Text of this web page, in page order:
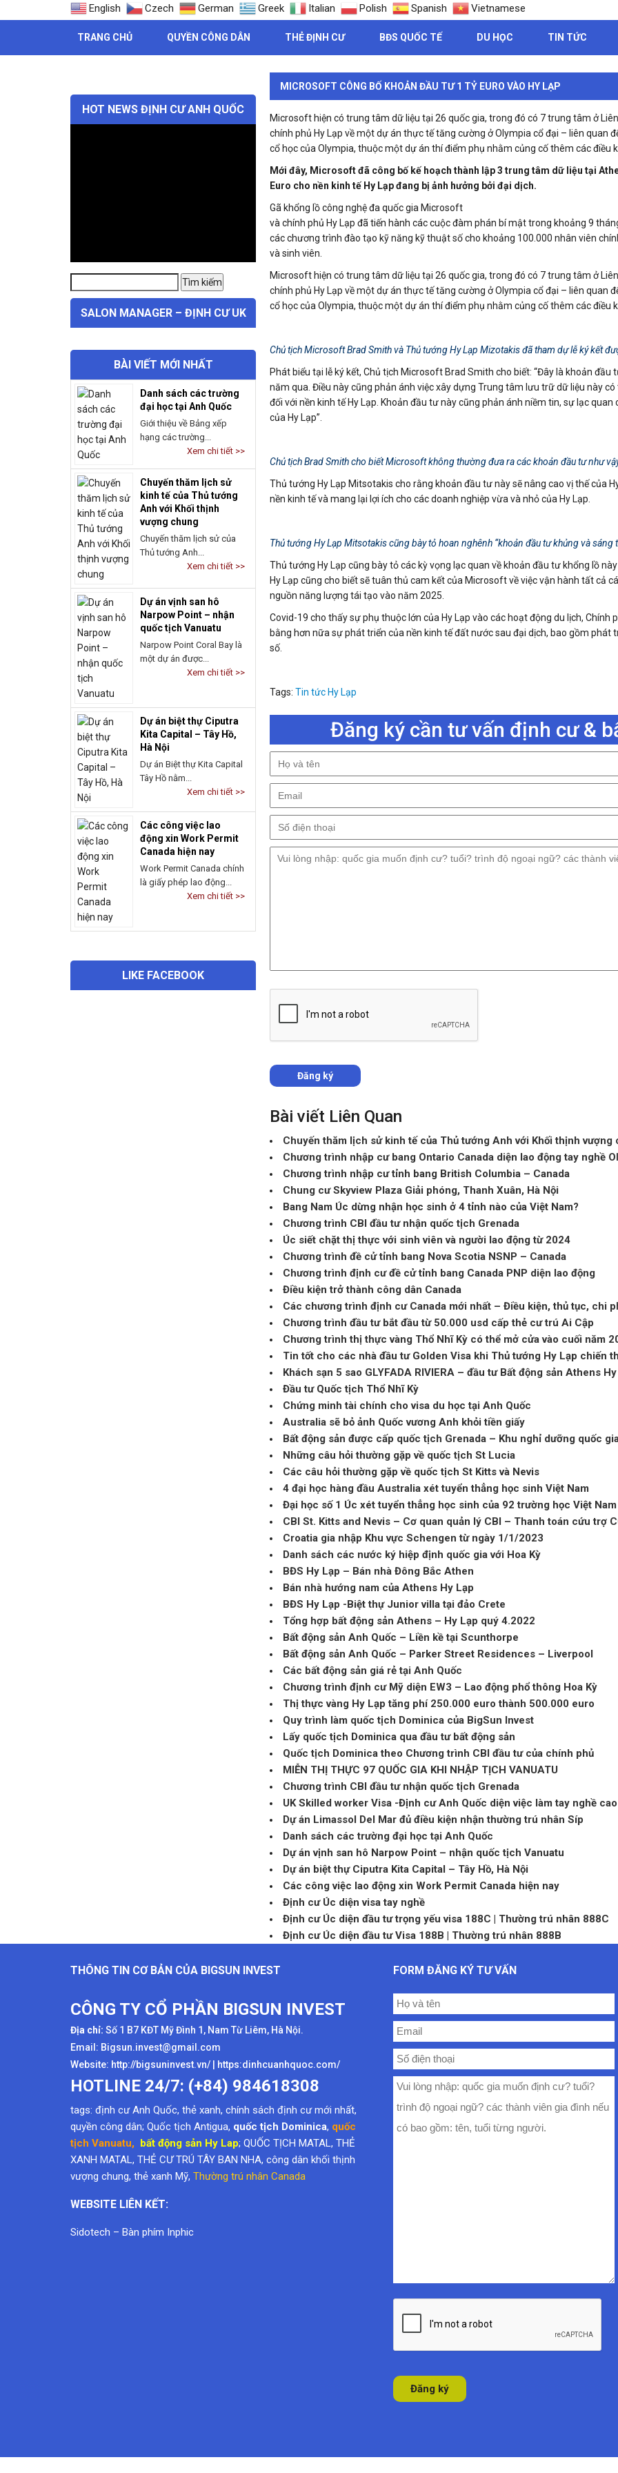
English Czech German Greek Italian Polish Spanish Vietnamese
TRANG CHỦ QUYỀN CÔNG DÂN THẺ ĐỊNH CƯ BĐS QUỐC TẾ DU HỌC TIN TỨC
MICROSOFT CÔNG BỐ KHOẢN ĐẦU TƯ 1 TỶ EURO VÀO HY LẠP
Microsoft hiện có trung tâm dữ liệu tại 26 quốc gia, trong đó có 7 trung tâm ở
chính phủ Hy Lạp về một dự án thực tế tăng cường ở Olympia cổ đại – liên quan
cổ học của Olympia, thuộc một dự án thí điểm phụ nhằm củng cố thêm các điều
Mới đây, Microsoft đã công bố kế hoạch thành lập 3 trung tâm dữ liệu tại
Euro cho nền kinh tế Hy Lạp đang bị ảnh hưởng bởi đại dịch.
Gã khổng lồ công nghệ đa quốc gia Microsoft
và chính phủ Hy Lạp đã tiến hành các cuộc đàm phán bí mật trong khoảng 9
các chương trình đào tạo kỹ năng kỹ thuật số cho khoảng 100.000 nhân viên
và sinh viên.
Microsoft hiện có trung tâm dữ liệu tại 26 quốc gia, trong đó có 7 trung tâm ở
chính phủ Hy Lạp về một dự án thực tế tăng cường ở Olympia cổ đại – liên quan
cổ học của Olympia, thuộc một dự án thí điểm phụ nhằm củng cố thêm các điều
Chủ tịch Microsoft Brad Smith và Thủ tướng Hy Lạp Mizotakis đã tham dự lễ ký kết
Phát biểu tại lễ ký kết, Chủ tịch Microsoft Brad Smith cho biết: “Đây là khoản
năm qua. Điều này cũng phản ánh việc xây dựng Trung tâm lưu trữ dữ liệu này
đối với nền kinh tế Hy Lạp. Khoản đầu tư này cũng phản ánh niềm tin, sự lạc
của Hy Lạp”.
Chủ tịch Brad Smith cho biết Microsoft không thường đưa ra các khoản đầu tư như
Thủ tướng Hy Lạp Mitsotakis cho rằng khoản đầu tư này sẽ nâng cao vị thế của
nền kinh tế và mang lại lợi ích cho các doanh nghiệp vừa và nhỏ của Hy Lạp.
Thủ tướng Hy Lạp Mitsotakis cũng bày tỏ hoan nghênh “khoản đầu tư khủng và
Thủ tướng Hy Lạp cũng bày tỏ các kỳ vọng lạc quan về khoản đầu tư khổng lồ
Hy Lạp cũng cho biết sẽ tuân thủ cam kết của Microsoft về việc vận hành tất cả
nguồn năng lượng tái tạo vào năm 2025.
Covid-19 cho thấy sự phụ thuộc lớn của Hy Lạp vào các hoạt động du lịch, Chính
bằng hơn nữa sự phát triển của nền kinh tế đất nước sau đại dịch, bao gồm
số.
Tags:Tin tức Hy Lạp
Đăng ký cần tư vấn định cư &
Bài viết Liên Quan
Chuyến thăm lịch sử kinh tế của Thủ tướng Anh với Khối thịnh vượng
Chương trình nhập cư bang Ontario Canada diện lao động tay nghề
Chương trình nhập cư tỉnh bang British Columbia – Canada
Chung cư Skyview Plaza Giải phóng, Thanh Xuân, Hà Nội
Bang Nam Úc dừng nhận học sinh ở 4 tỉnh nào của Việt Nam?
Chương trình CBI đầu tư nhận quốc tịch Grenada
Úc siết chặt thị thực với sinh viên và người lao động từ 2024
Chương trình đề cử tỉnh bang Nova Scotia NSNP – Canada
Chương trình định cư đề cử tỉnh bang Canada PNP diện lao động
Điều kiện trở thành công dân Canada
Các chương trình định cư Canada mới nhất – Điều kiện, thủ tục, chi
Chương trình đầu tư bắt đầu từ 50.000 usd cấp thẻ cư trú Ai Cập
Chương trình thị thực vàng Thổ Nhĩ Kỳ có thể mở cửa vào cuối năm
Tin tốt cho các nhà đầu tư Golden Visa khi Thủ tướng Hy Lạp chiến
Khách sạn 5 sao GLYFADA RIVIERA – đầu tư Bất động sản Athens
Đầu tư Quốc tịch Thổ Nhĩ Kỳ
Chứng minh tài chính cho visa du học tại Anh Quốc
Australia sẽ bỏ ảnh Quốc vương Anh khỏi tiền giấy
Bất động sản được cấp quốc tịch Grenada – Khu nghỉ dưỡng quốc
Những câu hỏi thường gặp về quốc tịch St Lucia
Các câu hỏi thường gặp về quốc tịch St Kitts và Nevis
4 đại học hàng đầu Australia xét tuyển thẳng học sinh Việt Nam
Đại học số 1 Úc xét tuyển thẳng học sinh của 92 trường học Việt Nam
CBI St. Kitts and Nevis – Cơ quan quản lý CBI – Thanh toán cứu trợ
Croatia gia nhập Khu vực Schengen từ ngày 1/1/2023
Danh sách các nước ký hiệp định quốc gia với Hoa Kỳ
BĐS Hy Lạp – Bán nhà Đông Bắc Athen
Bán nhà hướng nam của Athens Hy Lạp
BĐS Hy Lạp -Biệt thự Junior villa tại đảo Crete
Tổng hợp bất động sản Athens – Hy Lạp quý 4.2022
Bất động sản Anh Quốc – Liền kề tại Scunthorpe
Bất động sản Anh Quốc – Parker Street Residences – Liverpool
Các bất động sản giá rẻ tại Anh Quốc
Chương trình định cư Mỹ diện EW3 – Lao động phổ thông Hoa Kỳ
Thị thực vàng Hy Lạp tăng phí 250.000 euro thành 500.000 euro
Quy trình làm quốc tịch Dominica của BigSun Invest
Lấy quốc tịch Dominica qua đầu tư bất động sản
Quốc tịch Dominica theo Chương trình CBI đầu tư của chính phủ
MIỄN THỊ THỰC 97 QUỐC GIA KHI NHẬP TỊCH VANUATU
Chương trình CBI đầu tư nhận quốc tịch Grenada
UK Skilled worker Visa -Định cư Anh Quốc diện việc làm tay nghề cao
Dự án Limassol Del Mar đủ điều kiện nhận thường trú nhân Síp
Danh sách các trường đại học tại Anh Quốc
Dự án vịnh san hô Narpow Point – nhận quốc tịch Vanuatu
Dự án biệt thự Ciputra Kita Capital – Tây Hồ, Hà Nội
Các công việc lao động xin Work Permit Canada hiện nay
Định cư Úc diện visa tay nghề
Định cư Úc diện đầu tư trọng yếu visa 188C | Thường trú nhân 888C
Định cư Úc diện đầu tư Visa 188B | Thường trú nhân 888B
HOT NEWS ĐỊNH CƯ ANH QUỐC
kiếm:
Tìm kiếm
SALON MANAGER – ĐỊNH CƯ UK
BÀI VIẾT MỚI NHẤT
Danh sách các trường
đại học tại Anh Quốc
Giới thiệu về Bảng xếp
hạng các trường...
Xem chi tiết >>
Chuyến thăm lịch sử
kinh tế của Thủ tướng
Anh với Khối thịnh
vượng chung
Chuyến thăm lịch sử của
Thủ tướng Anh...
Xem chi tiết >>
Dự án vịnh san hô
Narpow Point – nhận
quốc tịch Vanuatu
Narpow Point Coral Bay là
một dự án được...
Xem chi tiết >>
Dự án biệt thự Ciputra
Kita Capital – Tây Hồ,
Hà Nội
Dự án Biệt thự Kita Capital
Tây Hồ nằm...
Xem chi tiết >>
Các công việc lao
động xin Work Permit
Canada hiện nay
Work Permit Canada chính
là giấy phép lao động...
Xem chi tiết >>
LIKE FACEBOOK
THÔNG TIN CƠ BẢN CỦA BIGSUN INVEST
CÔNG TY CỔ PHẦN BIGSUN INVEST
Địa chỉ: Số 1 B7 KĐT Mỹ Đình 1, Nam Từ Liêm, Hà Nội.
Email: Bigsun.invest@gmail.com
Website: http://bigsuninvest.vn/ https:dinhcuanhquoc.com/
HOTLINE 24/7: (+84) 984618308
tags: định cư Anh Quốc, thẻ xanh, chính sách định cư mới nhất,
quyền công dân; Quốc tịch Antigua, quốc tịch Dominica, quốc
tịch Vanuatu, bất động sản Hy Lap; QUỐC TỊCH MATAL, THẺ
XANH MATAL, THẺ CƯ TRÚ TÂY BAN NHA, công dân khối thịnh
vượng chung, thẻ xanh Mỹ, Thường trú nhân Canada
WEBSITE LIÊN KẾT:
Sidotech – Bàn phím Inphic
FORM ĐĂNG KÝ TƯ VẤN